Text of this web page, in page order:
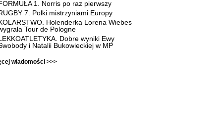
1. Norris po raz pierwszy
7. Polki mistrzyniami Europy
Holenderka Lorena Wiebes
Tour de Pologne
Dobre wyniki Ewy
i Natalii Bukowieckiej w MP
wiadomości >>>